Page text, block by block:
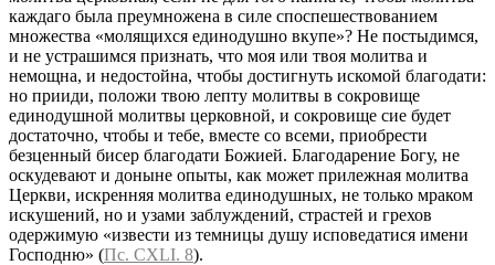
каждаго была преумножена в силе споспешествованием
множества «молящихся единодушно вкупе»? Не постыдимся,
и не устрашимся признать, что моя или твоя молитва и
немощна, и недостойна, чтобы достигнуть искомой благодати:
но прииди, положи твою лепту молитвы в сокровище
единодушной молитвы церковной, и сокровище сие будет
достаточно, чтобы и тебе, вместе со всеми, приобрести
безценный бисер благодати Божией. Благодарение Богу, не
оскудевают и доныне опыты, как может прилежная молитва
Церкви, искренняя молитва единодушных, не только мраком
искушений, но и узами заблуждений, страстей и грехов
одержимую «извести из темницы душу исповедатися имени
Господню» (Пс. CXLI. 8).